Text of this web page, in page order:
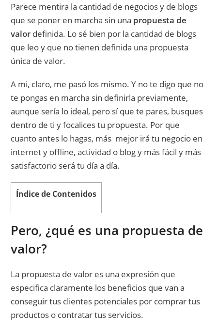
Parece mentira la cantidad de negocios y de blogs
que se poner en marcha sin una propuesta de
valor definida. Lo sé bien por la cantidad de blogs
que leo y que no tienen definida una propuesta
única de valor.
A mi, claro, me pasó los mismo. Y no te digo que no
te pongas en marcha sin definirla previamente,
aunque sería lo ideal, pero sí que te pares, busques
dentro de ti y focalices tu propuesta. Por que
cuanto antes lo hagas, más mejor irá tu negocio en
internet y offline, actividad o blog y más fácil y más
satisfactorio será tu día a día.
Índice de Contenidos
Pero, ¿qué es una propuesta de
valor?
La propuesta de valor es una expresión que
especifica claramente los beneficios que van a
conseguir tus clientes potenciales por comprar tus
productos o contratar tus servicios.